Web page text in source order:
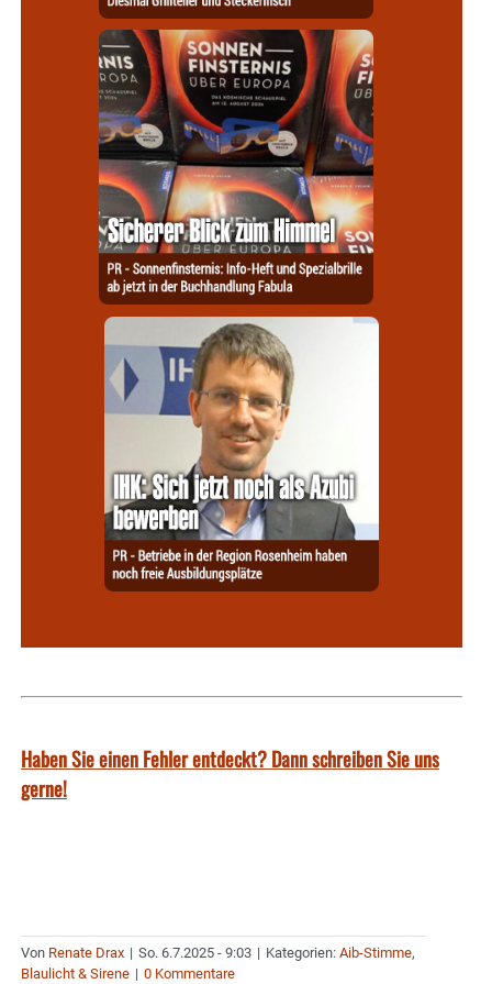
Haben Sie einen Fehler entdeckt? Dann schreiben Sie uns
gerne!
Von Renate Drax | So. 6.7.2025 - 9:03 | Kategorien: Aib-Stimme,
Blaulicht & Sirene | 0 Kommentare